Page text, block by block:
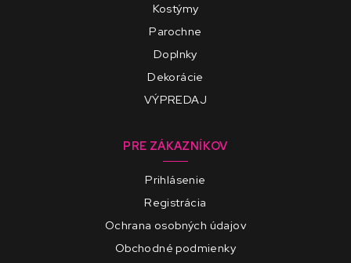
Kostýmy
Parochne
Doplnky
Dekorácie
VÝPREDAJ
PRE ZÁKAZNÍKOV
Prihlásenie
Registrácia
Ochrana osobných údajov
Obchodné podmienky